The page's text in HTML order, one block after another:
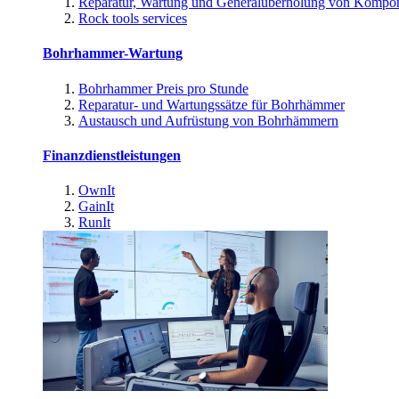
Rock tools services
Bohrhammer-Wartung
Bohrhammer Preis pro Stunde
Reparatur- und Wartungssätze für Bohrhämmer
Austausch und Aufrüstung von Bohrhämmern
Finanzdienstleistungen
OwnIt
GainIt
RunIt